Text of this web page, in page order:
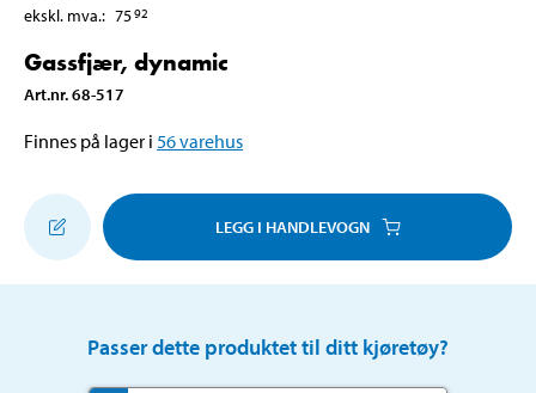
ekskl. mva.: 7592
Gassfjær, dynamic
Art.nr.68-517
Finnes på lager i 56varehus
LEGG I HANDLEVOGN
Passer dette produktet til ditt kjøretøy?